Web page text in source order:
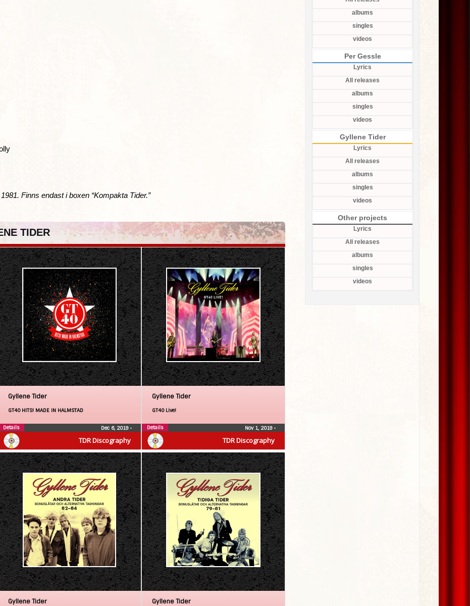
Finns endast i boxen “Kompakta Tider.”
TIDER
TDR Discography
Gyllene Tider
GT40 HITS! MADE IN HALMSTAD
Dec 6, 2019 •
Details
TDR Discography
Gyllene Tider
GT40 Live!
Nov 1, 2019 •
Details
Gyllene Tider Gyllene Tider
albums
singles
videos
Per Gessle
Lyrics
All releases
albums
singles
videos
Gyllene Tider
Lyrics
All releases
albums
singles
videos
Other projects
Lyrics
All releases
albums
singles
videos